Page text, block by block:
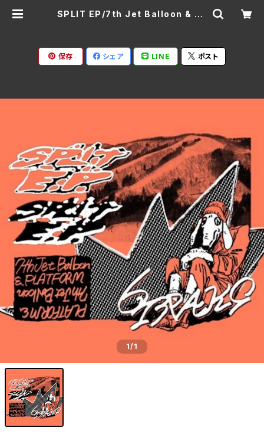
SPLIT EP/7th Jet Balloon & PL
保存 シェア LINE ポスト
1/1